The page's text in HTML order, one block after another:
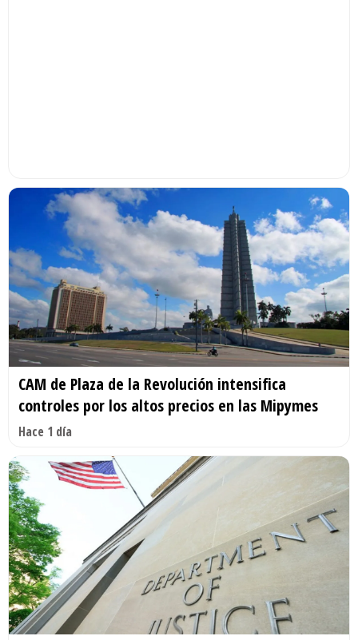
CAM de Plaza de la Revolución intensifica
controles por los altos precios en las Mipymes
Hace 1 día